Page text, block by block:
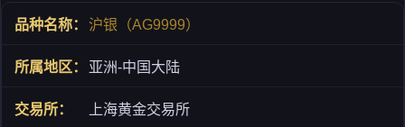
沪银（AG9999）
亚洲-中国大陆
上海黄金交易所